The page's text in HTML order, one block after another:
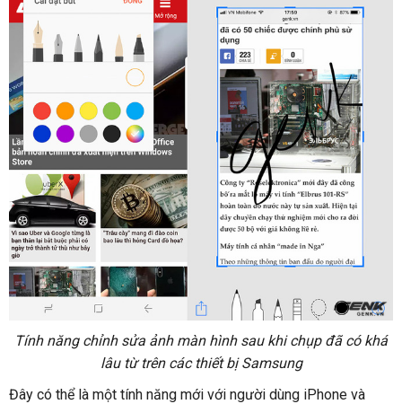
Tính năng chỉnh sửa ảnh màn hình sau khi chụp đã có khá
lâu từ trên các thiết bị Samsung
Đây có thể là một tính năng mới với người dùng iPhone và